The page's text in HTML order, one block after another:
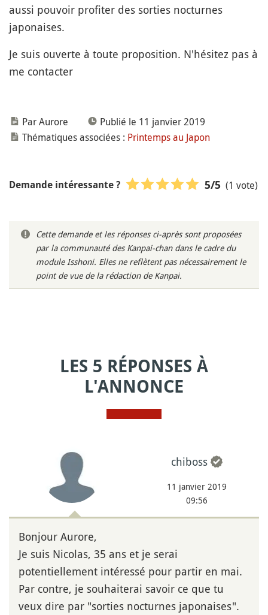
aussi pouvoir profiter des sorties nocturnes
japonaises.
Je suis ouverte à toute proposition. N'hésitez pas à
me contacter
Par Aurore
Publié le 11 janvier 2019
Thématiques associées : Printemps au Japon
Demande intéressante ? 5/5 (1 vote)
Cette demande et les réponses ci-après sont proposées
par la communauté des Kanpai-chan dans le cadre du
module Isshoni. Elles ne reflètent pas nécessairement le
point de vue de la rédaction de Kanpai.
LES 5 RÉPONSES À
L'ANNONCE
chiboss
11 janvier 2019
09:56
Bonjour Aurore,
Je suis Nicolas, 35 ans et je serai
potentiellement intéressé pour partir en mai.
Par contre, je souhaiterai savoir ce que tu
veux dire par "sorties nocturnes japonaises".